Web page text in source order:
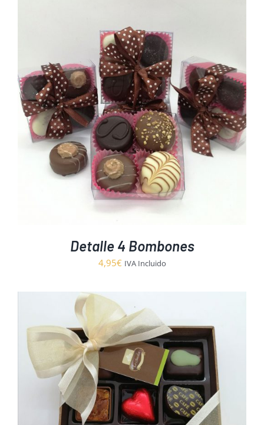
Detalle 4 Bombones
4,95€ IVA Incluido